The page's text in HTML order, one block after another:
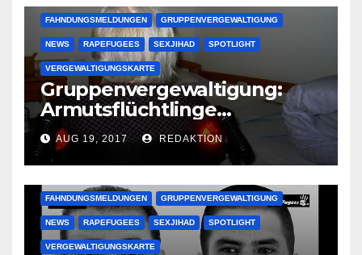
FAHNDUNGSMELDUNGEN GRUPPENVERGEWALTIGUNG
NEWS RAPEFUGEES SEXJIHAD SPOTLIGHT
VERGEWALTIGUNGSKARTE
Gruppenvergewaltigung:
Armutsflüchtlinge
vergewaltigen bettlägerige
Oma im Schlaf
krankenhausreif
AUG 19, 2017 REDAKTION
FAHNDUNGSMELDUNGEN GRUPPENVERGEWALTIGUNG
NEWS RAPEFUGEES SEXJIHAD SPOTLIGHT
VERGEWALTIGUNGSKARTE